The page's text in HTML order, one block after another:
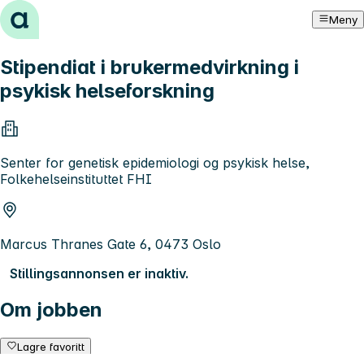
Hopp til innhold Meny
Stipendiat i brukermedvirkning i
psykisk helseforskning
Senter for genetisk epidemiologi og psykisk helse,
Folkehelseinstituttet FHI
Marcus Thranes Gate 6, 0473 Oslo
Stillingsannonsen er inaktiv.
Om jobben
Lagre favoritt